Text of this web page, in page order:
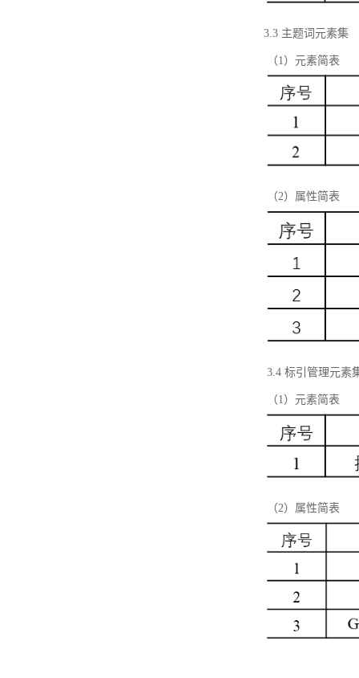
3.3 主题词元素集
（1）元素简表
（2）属性简表
3.4 标引管理元素
（1）元素简表
（2）属性简表